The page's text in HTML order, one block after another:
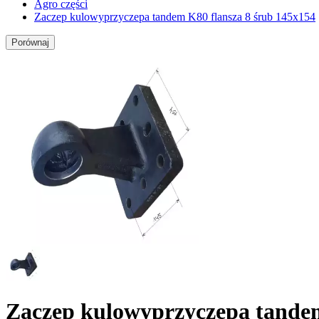
Agro części
Zaczep kulowyprzyczepa tandem K80 flansza 8 śrub 145x154
Porównaj
Zaczep kulowyprzyczepa